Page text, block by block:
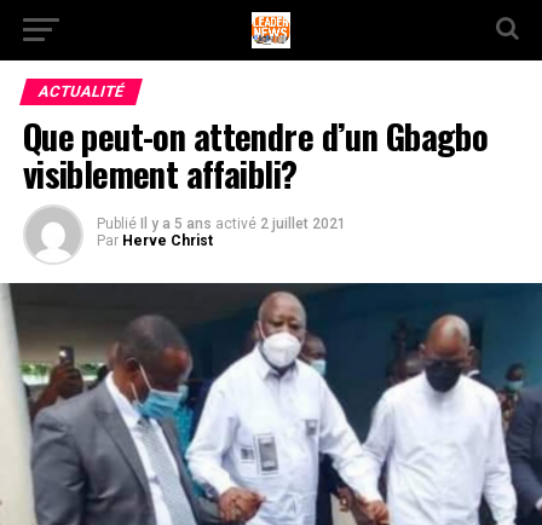
ACTUALITÉ
Que peut-on attendre d’un Gbagbo
visiblement affaibli?
Publié Il y a 5 ans activé 2 juillet 2021
Par Herve Christ